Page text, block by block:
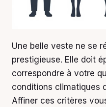
Une belle veste ne se
prestigieuse. Elle doit
correspondre à votre
conditions climatiques
Affiner ces critères